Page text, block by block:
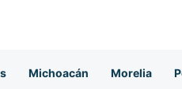
Michoacán Morelia